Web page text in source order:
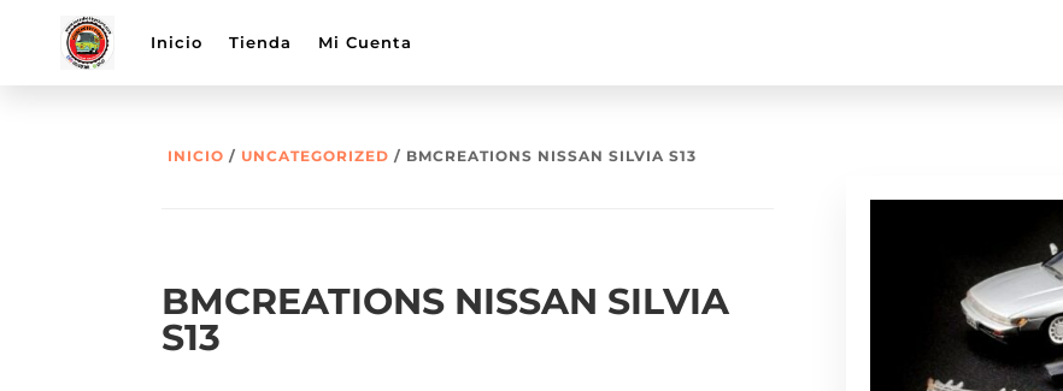
Inicio Tienda Mi Cuenta
INICIO / UNCATEGORIZED / BMCREATIONS NISSAN SILVIA S13
BMCREATIONS NISSAN SILVIA
S13